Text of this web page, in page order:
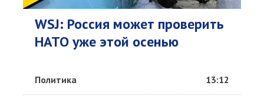
WSJ: Россия может проверить
НАТО уже этой осенью
Политика 13:12